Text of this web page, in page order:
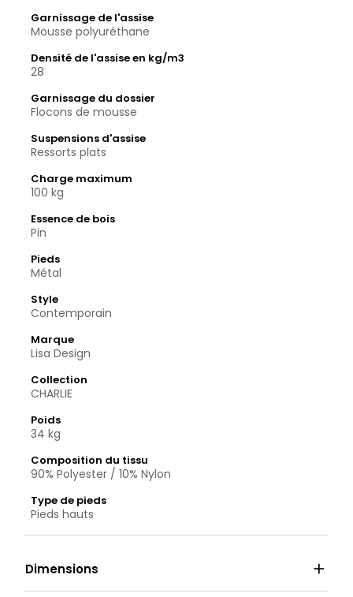
Garnissage de l'assise
Mousse polyuréthane
Densité de l'assise en kg/m3
28
Garnissage du dossier
Flocons de mousse
Suspensions d'assise
Ressorts plats
Charge maximum
100 kg
Essence de bois
Pin
Pieds
Métal
Style
Contemporain
Marque
Lisa Design
Collection
CHARLIE
Poids
34 kg
Composition du tissu
90% Polyester / 10% Nylon
Type de pieds
Pieds hauts
Dimensions 